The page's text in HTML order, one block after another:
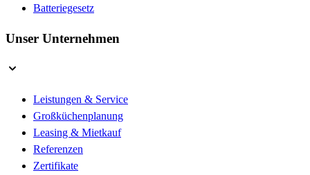
Batteriegesetz
Unser Unternehmen
Leistungen & Service
Großküchenplanung
Leasing & Mietkauf
Referenzen
Zertifikate